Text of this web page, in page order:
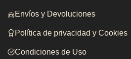
Envíos y Devoluciones
Política de privacidad y Cookies
Condiciones de Uso